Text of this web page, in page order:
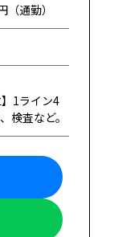
通勤）
1ライン4
検査など。